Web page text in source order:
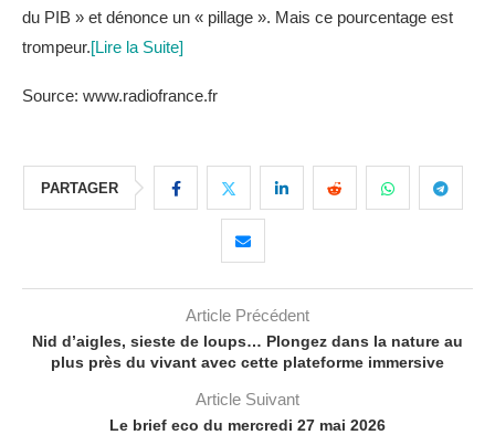
du PIB » et dénonce un « pillage ». Mais ce pourcentage est
trompeur.[Lire la Suite]
Source: www.radiofrance.fr
PARTAGER
Article Précédent
Nid d’aigles, sieste de loups… Plongez dans la nature au
plus près du vivant avec cette plateforme immersive
Article Suivant
Le brief eco du mercredi 27 mai 2026